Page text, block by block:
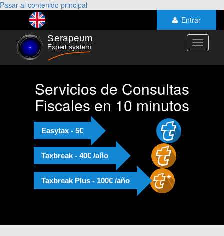
Pasar al contenido principal
Entrar
Toggle
Servicios de Consultas
Fiscales en 10 minutos
Easytax - 5€
Taxbreak - 40€ /año
Taxbreak Plus - 100€ /año